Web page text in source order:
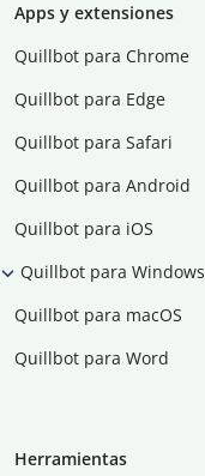
Apps y extensiones
Quillbot para Chrome
Quillbot para Edge
Quillbot para Safari
Quillbot para Android
Quillbot para iOS
Quillbot para Windows
Quillbot para macOS
Quillbot para Word
Herramientas